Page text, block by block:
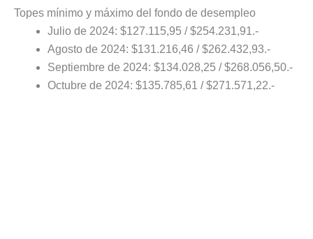
Topes mínimo y máximo del fondo de desempleo
Julio de 2024: $127.115,95 / $254.231,91.-
Agosto de 2024: $131.216,46 / $262.432,93.-
Septiembre de 2024: $134.028,25 / $268.056,50.-
Octubre de 2024: $135.785,61 / $271.571,22.-